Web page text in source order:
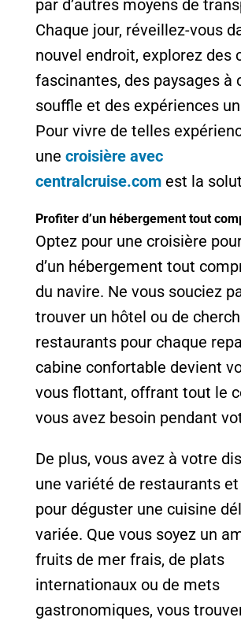
par d’autres moyens de
Chaque jour, réveillez-vous
nouvel endroit, explorez des
fascinantes, des paysages à
souffle et des expériences
Pour vivre de telles
une croisière avec
centralcruise.comest la
Profiter d’un hébergement tout
Optez pour une croisière
d’un hébergement tout
du navire. Ne vous souciez
trouver un hôtel ou de
restaurants pour chaque
cabine confortable devient
vous flottant, offrant tout le
vous avez besoin pendant
De plus, vous avez à votre
une variété de restaurants
pour déguster une cuisine
variée. Que vous soyez un
fruits de mer frais, de plats
internationaux ou de mets
gastronomiques, vous